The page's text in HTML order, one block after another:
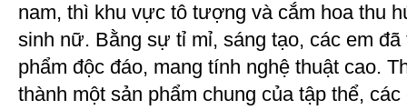
nam, thì khu vực tô tượng và cắm hoa thu
sinh nữ. Bằng sự tỉ mỉ, sáng tạo, các em
phẩm độc đáo, mang tính nghệ thuật cao.
thành một sản phẩm chung của tập thể,